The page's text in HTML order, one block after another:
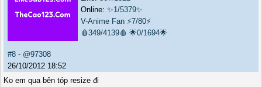
Online: ✨1/5379✨
V-Anime Fan ⚡7/80⚡
🩸349/4139🩸 🌟0/1694🌟
#8 - @97308
26/10/2012 18:52
Ko em qua bên tóp resize đi